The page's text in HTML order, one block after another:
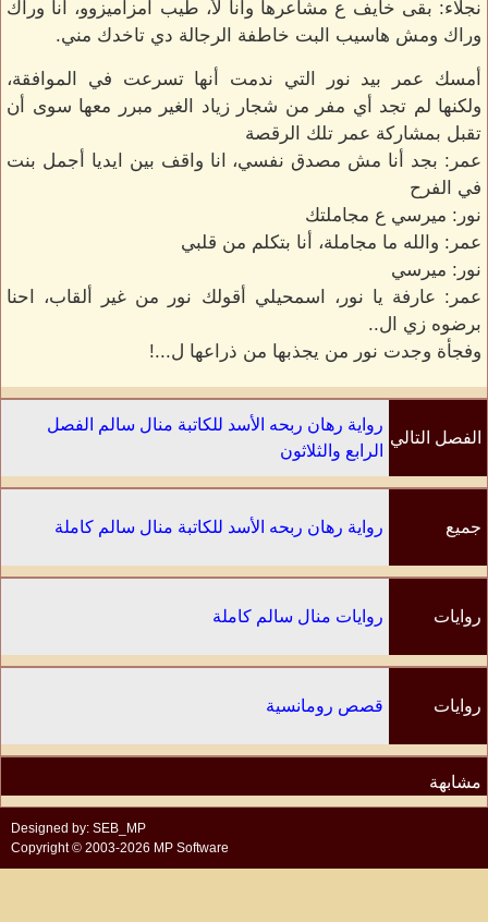
نجلاء: بقى خايف ع مشاعرها وأنا لأ، طيب أمزاميزوو، أنا وراك
وراك ومش هاسيب البت خاطفة الرجالة دي تاخدك مني.
أمسك عمر بيد نور التي ندمت أنها تسرعت في الموافقة،
ولكنها لم تجد أي مفر من شجار زياد الغير مبرر معها سوى أن
تقبل بمشاركة عمر تلك الرقصة
عمر: بجد أنا مش مصدق نفسي، انا واقف بين ايديا أجمل بنت
في الفرح
نور: ميرسي ع مجاملتك
عمر: والله ما مجاملة، أنا بتكلم من قلبي
نور: ميرسي
عمر: عارفة يا نور، اسمحيلي أقولك نور من غير ألقاب، احنا
برضوه زي ال..
وفجأة وجدت نور من يجذبها من ذراعها ل...!
الفصل التالي
رواية رهان ربحه الأسد للكاتبة منال سالم الفصل
الرابع والثلاثون
جميع رواية رهان ربحه الأسد للكاتبة منال سالم كاملة
روايات روايات منال سالم كاملة
روايات
مشابهة
قصص رومانسية
Designed by: SEB_MP
Copyright © 2003-2026 MP Software